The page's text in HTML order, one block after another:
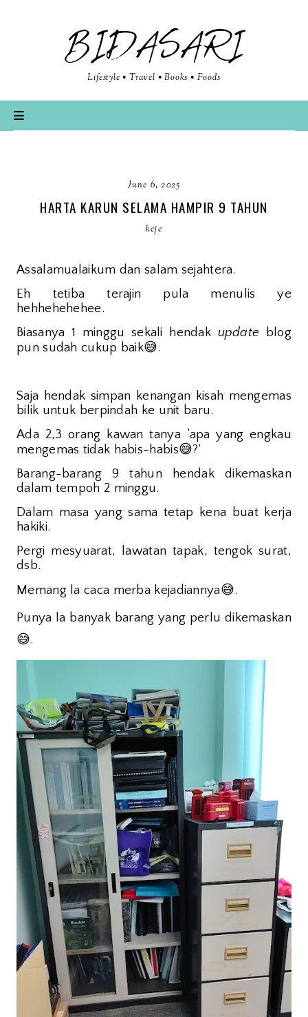
BIDASARI
Lifestyle • Travel • Books • Foods
June 6, 2025
HARTA KARUN SELAMA HAMPIR 9 TAHUN
keje
Assalamualaikum dan salam sejahtera.
Eh tetiba terajin pula menulis ye
hehhehehehee.
Biasanya 1 minggu sekali hendak update
blog
pun sudah cukup baik😅.
Saja hendak simpan kenangan kisah mengemas
bilik untuk berpindah ke unit baru.
Ada 2,3 orang kawan tanya ‘apa yang engkau
mengemas tidak habis-habis😅?’
Barang-barang 9 tahun hendak dikemaskan
dalam tempoh 2 minggu.
Dalam masa yang sama tetap kena buat kerja
hakiki.
Pergi mesyuarat, lawatan tapak, tengok surat,
dsb.
Memang la caca merba kejadiannya😅.
Punya la banyak barang yang perlu dikemaskan
😅.